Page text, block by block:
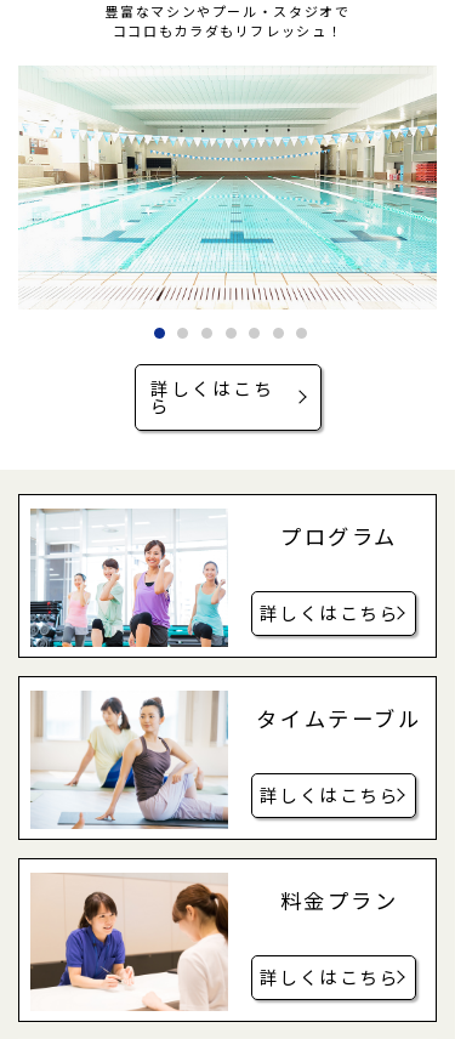
豊富なマシンやプール・スタジオで
ココロもカラダもリフレッシュ！
詳しくはこち
ら
プログラム
詳しくはこちら
タイムテーブル
詳しくはこちら
料金プラン
詳しくはこちら